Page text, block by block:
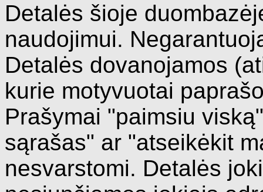
Detalės šioje
naudojimui.
Detalės dovanojamos
kurie motyvuotai
Prašymai "paimsiu
sąrašas" ar "atseikėkit
nesvarstomi. Detalės